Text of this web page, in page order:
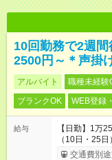
10回勤務で2週
2500円～＊声掛
アルバイト 職種未経験
ブランクOK
WEB登録
給与
【日勤】1万
（10日・25
＃日収1万円
交通費別